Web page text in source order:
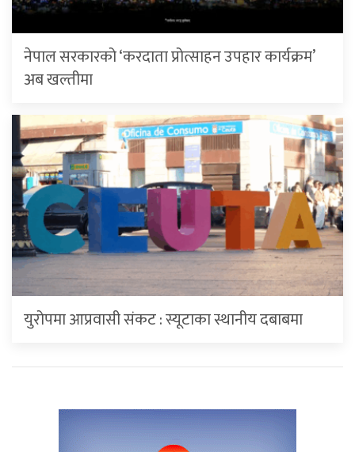
नेपाल सरकारको ‘करदाता प्रोत्साहन उपहार कार्यक्रम’
अब खल्तीमा
युरोपमा आप्रवासी संकट : स्यूटाका स्थानीय दबाबमा